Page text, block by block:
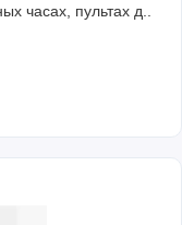
часах, пультах д..